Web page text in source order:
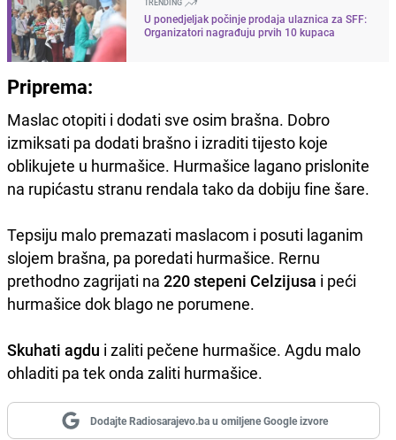
U ponedjeljak počinje prodaja ulaznica za SFF:
Organizatori nagrađuju prvih 10 kupaca
Priprema:
Maslac otopiti i dodati sve osim brašna. Dobro
izmiksati pa dodati brašno i izraditi tijesto koje
oblikujete u hurmašice. Hurmašice lagano prislonite
na rupićastu stranu rendala tako da dobiju fine šare.
Tepsiju malo premazati maslacom i posuti laganim
slojem brašna, pa poredati hurmašice. Rernu
prethodno zagrijati na 220 stepeni Celzijusa i peći
hurmašice dok blago ne porumene.
Skuhati agdu i zaliti pečene hurmašice. Agdu malo
ohladiti pa tek onda zaliti hurmašice.
Dodajte Radiosarajevo.ba u omiljene Google izvore